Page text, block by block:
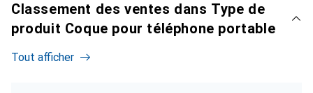
Classement des ventes dans Type de
produit Coque pour téléphone portable
Tout afficher